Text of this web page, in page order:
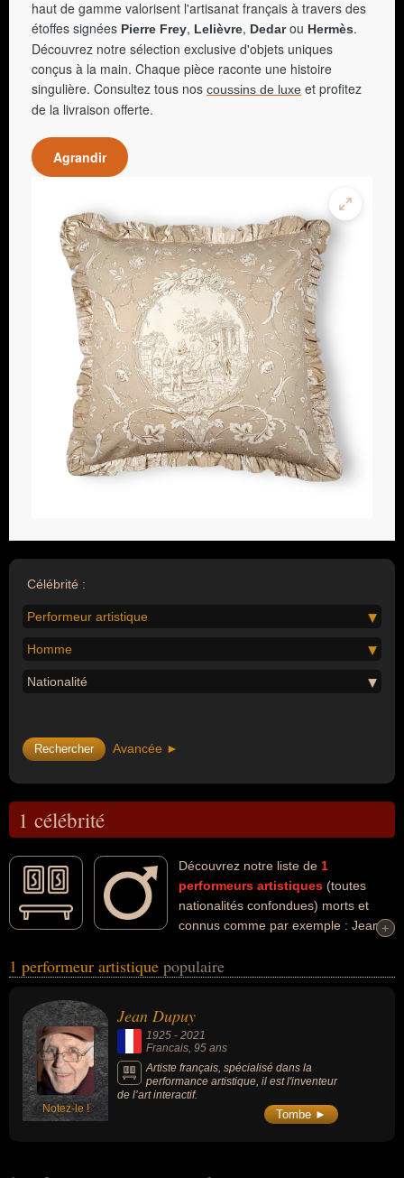
haut de gamme valorisent l'artisanat français à travers des
étoffes signées Pierre Frey, Lelièvre, Dedarou Hermès.
Découvrez notre sélection exclusive d'objets uniques
conçus à la main. Chaque pièce raconte une histoire
singulière. Consultez tous nos coussins de luxe et profitez
de la livraison offerte.
Agrandir
Célébrité :
Performeur artistique
Homme
Nationalité
Avancée ►
1 célébrité
Découvrez notre liste de 1
performeurs artistiques (toutes
nationalités confondues) morts et
connus comme par exemple : Jean
liens variés dans les domaines de l'art ou de la performance
qui concerne leurs nationalités au moment de leurs morts, ils
peuvent avoir été francais par exemple.
+
+
1 performeur artistique populaire
Notez-le !
Jean Dupuy
1925 - 2021
Francais, 95 ans
Artiste français, spécialisé dans la
performance artistique, il est l'inventeur
de l’art interactif.
Tombe ►